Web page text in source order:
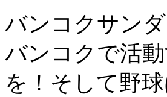
バンコクサン
バンコクで活
を！そして野